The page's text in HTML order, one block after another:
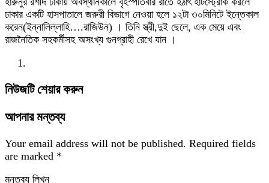
ঢাকার একটি হাসপাতালে জরুরী বিভাগে নেওয়া হলে ১২টা ৩০মিনিটে ইন্তেকাল
করেন(ইন্নালিল্লাহি….রাজিউন) । তিনি স্ত্রী,দুই ছেলে, এক মেয়ে এবং
রাজনৈতিক সহকর্মীসহ অসংখ্য গুনগ্রাহী রেখে যান ।
নিউজটি শেয়ার করুন
আপনার মন্তব্য
Your email address will not be published. Required fields
are marked *
মন্তব্য লিখুন